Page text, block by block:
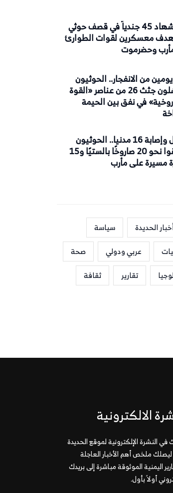
استشهاد 45 جندياً في قصف حوثي
معسكرين لقوات الطوارئ
وحضرموت
من الانفجار.. الحوثيون
ينتشلون جثث 26 من عناصر «القوة
في نفق بين الحيمة
مقتل وإصابة 16 مدنيا.. الحوثيون
أطلقوا نحو 20 صاروخًا بالستيًا و15
مسيرة على مأرب
الحديدة
سياسة
عربي ودولي
صحة
تقارير ثقافة
الالكترونية
في النشرة الإلكترونية لموقع الحديدة
ملخص أهم الأخبار العاجلة
اليمنية الموثوقة مباشرة إلى بريدك
أولاً بأول.